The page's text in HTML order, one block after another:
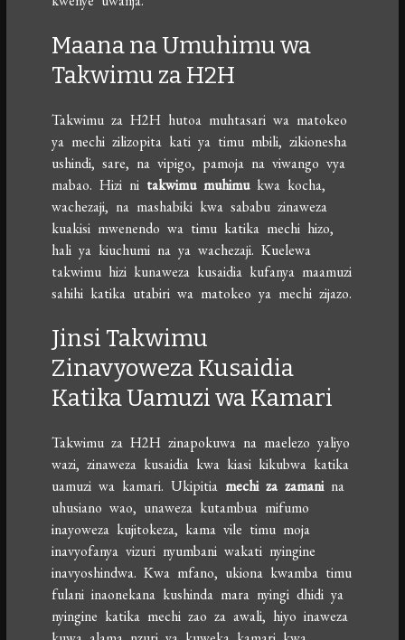
Maana na Umuhimu wa
Takwimu za H2H
Takwimu za H2H hutoa muhtasari wa matokeo
ya mechi zilizopita kati ya timu mbili, zikionesha
ushindi, sare, na vipigo, pamoja na viwango vya
mabao. Hizi ni takwimu muhimukwa kocha,
wachezaji, na mashabiki kwa sababu zinaweza
kuakisi mwenendo wa timu katika mechi hizo,
hali ya kiuchumi na ya wachezaji. Kuelewa
takwimu hizi kunaweza kusaidia kufanya maamuzi
sahihi katika utabiri wa matokeo ya mechi zijazo.
Jinsi Takwimu
Zinavyoweza Kusaidia
Katika Uamuzi wa Kamari
Takwimu za H2H zinapokuwa na maelezo yaliyo
wazi, zinaweza kusaidia kwa kiasi kikubwa katika
uamuzi wa kamari. Ukipitiamechi za zamanina
uhusiano wao, unaweza kutambua mifumo
inayoweza kujitokeza, kama vile timu moja
inavyofanya vizuri nyumbani wakati nyingine
inavyoshindwa. Kwa mfano, ukiona kwamba timu
fulani inaonekana kushinda mara nyingi dhidi ya
nyingine katika mechi zao za awali, hiyo inaweza